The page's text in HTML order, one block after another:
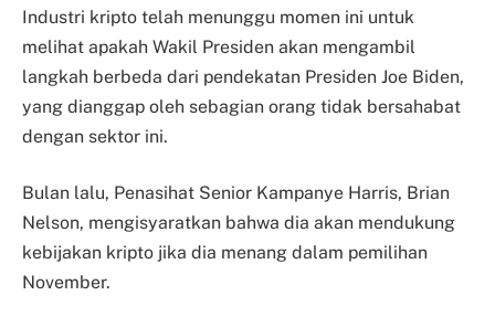
Industri kripto telah menunggu momen ini untuk
melihat apakah Wakil Presiden akan mengambil
langkah berbeda dari pendekatan Presiden Joe Biden,
yang dianggap oleh sebagian orang tidak bersahabat
dengan sektor ini.
Bulan lalu, Penasihat Senior Kampanye Harris, Brian
Nelson, mengisyaratkan bahwa dia akan mendukung
kebijakan kripto jika dia menang dalam pemilihan
November.